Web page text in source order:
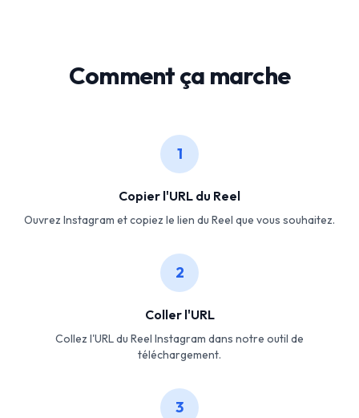
Comment ça marche
1
Copier l'URL du Reel
Ouvrez Instagram et copiez le lien du Reel que vous souhaitez.
2
Coller l'URL
Collez l'URL du Reel Instagram dans notre outil de
téléchargement.
3